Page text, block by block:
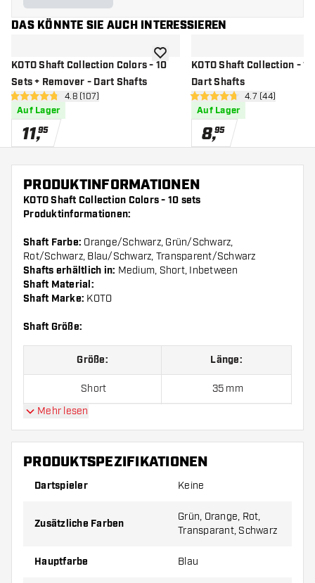
DAS KÖNNTE SIE AUCH INTERESSIEREN
KOTO Shaft Collection Colors - 10
Sets + Remover - Dart Shafts
Bewertungsbereich öffnen
4.8 Bewertungssterne
4.8 (107)
Auf Lager
11,95
Zur Wunschliste hinzufügen
KOTO Shaft Collection -
Dart Shafts
4.7 Bewertungssterne
4.7 (44)
Auf Lager
8,95
PRODUKTINFORMATIONEN
KOTO Shaft Collection Colors - 10 sets
Produktinformationen:
Shaft Farbe: Orange/Schwarz, Grün/Schwarz,
Rot/Schwarz, Blau/Schwarz, Transparent/Schwarz
Shafts erhältlich in: Medium, Short, Inbetween
Shaft Material:
Shaft Marke: KOTO
Shaft Größe:
Größe: Länge:
Short 35 mm
Inbetween
Medium 48 mm
Preise gelten jeweils für 10 Sets (1 Set = 3 Stück).
Mehr lesen
PRODUKTSPEZIFIKATIONEN
Dartspieler Keine
Zusätzliche Farben
Grün, Orange, Rot,
Transparant, Schwarz
Hauptfarbe Blau